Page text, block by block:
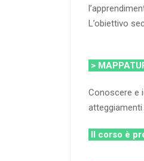
L’obiettivo
>
Conoscere e
Il corso è